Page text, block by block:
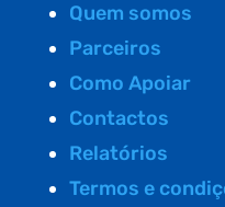
Quem somos
Parceiros
Como Apoiar
Contactos
Relatórios
Termos e